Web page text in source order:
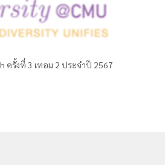
ครั้งที่ 3 เทอม 2 ประจำปี 2567